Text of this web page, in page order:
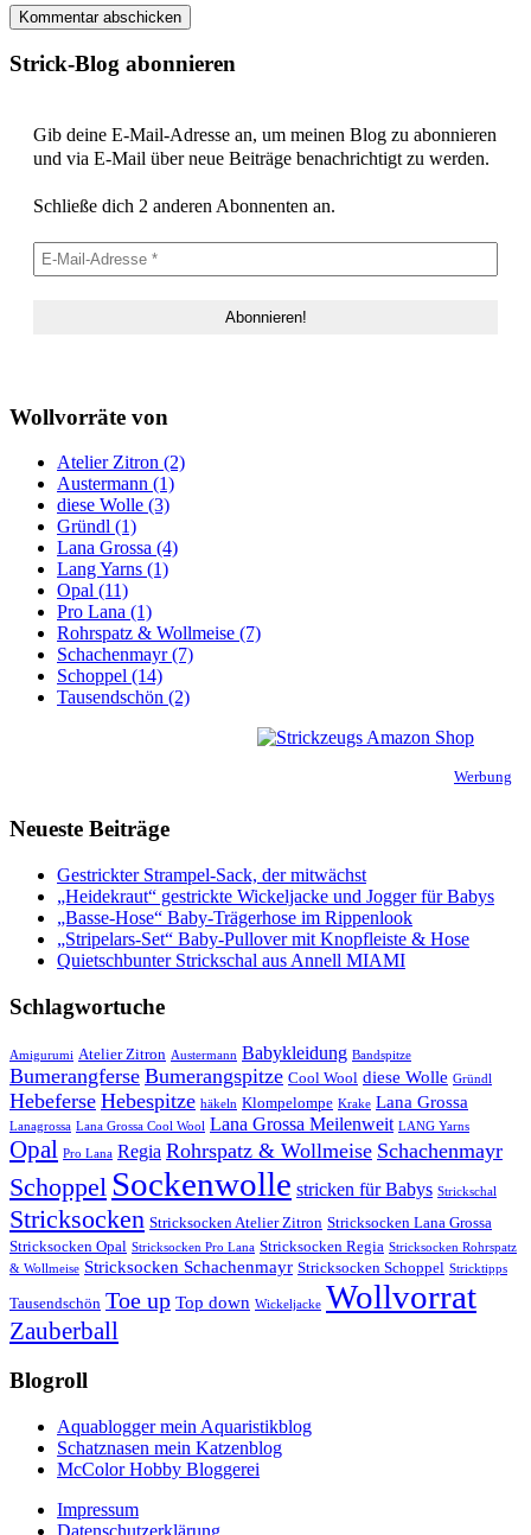
Strick-Blog abonnieren
Gib deine E-Mail-Adresse an, um meinen Blog zu abonnieren
und via E-Mail über neue Beiträge benachrichtigt zu werden.
Schließe dich 2 anderen Abonnenten an.
Wollvorräte von
Atelier Zitron (2)
Austermann (1)
diese Wolle (3)
Gründl (1)
Lana Grossa (4)
Lang Yarns (1)
Opal (11)
Pro Lana (1)
Rohrspatz & Wollmeise (7)
Schachenmayr (7)
Schoppel (14)
Tausendschön (2)
Werbung
Neueste Beiträge
Gestrickter Strampel-Sack, der mitwächst
„Heidekraut“ gestrickte Wickeljacke und Jogger für Babys
„Basse-Hose“ Baby-Trägerhose im Rippenlook
„Stripelars-Set“ Baby-Pullover mit Knopfleiste & Hose
Quietschbunter Strickschal aus Annell MIAMI
Schlagwortuche
Amigurumi Atelier Zitron Austermann Babykleidung Bandspitze
Bumerangferse Bumerangspitze Cool Wool diese Wolle Gründl
Hebeferse Hebespitze häkeln Klompelompe Krake Lana Grossa
Lanagrossa Lana Grossa Cool Wool Lana Grossa Meilenweit LANG Yarns
Opal Pro Lana Regia Rohrspatz & Wollmeise Schachenmayr
Schoppel Sockenwolle stricken für Babys Strickschal
Stricksocken Stricksocken Atelier Zitron Stricksocken Lana Grossa
Stricksocken Opal Stricksocken Pro Lana Stricksocken Regia Stricksocken Rohrspatz
& Wollmeise Stricksocken Schachenmayr Stricksocken Schoppel Stricktipps
Tausendschön Toe up Top down Wickeljacke Wollvorrat
Zauberball
Blogroll
Aquablogger mein Aquaristikblog
Schatznasen mein Katzenblog
McColor Hobby Bloggerei
Impressum
Datenschutzerklärung